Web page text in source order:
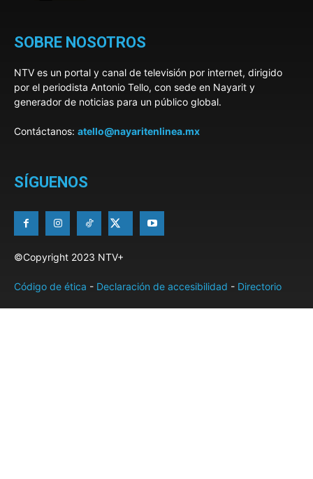
SOBRE NOSOTROS
NTV es un portal y canal de televisión por internet, dirigido
por el periodista Antonio Tello, con sede en Nayarit y
generador de noticias para un público global.
Contáctanos: atello@nayaritenlinea.mx
SÍGUENOS
©Copyright 2023 NTV+
Código de ética - Declaración de accesibilidad - Directorio